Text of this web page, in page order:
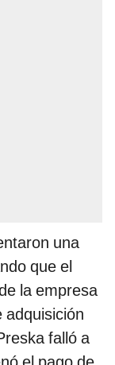
una
que el
la empresa
adquisición
falló a